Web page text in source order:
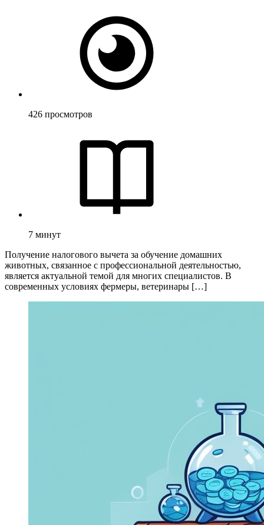
426 просмотров
7 минут
Получение налогового вычета за обучение домашних
животных, связанное с профессиональной деятельностью,
является актуальной темой для многих специалистов. В
современных условиях фермеры, ветеринары […]